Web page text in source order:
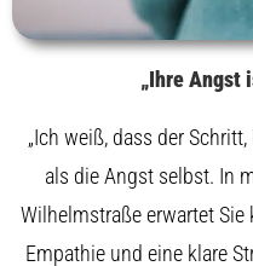
„Ihre Angst
„Ich weiß, dass der
als die Angst selbst. In
Wilhelmstraße erwartet
Empathie und eine klare